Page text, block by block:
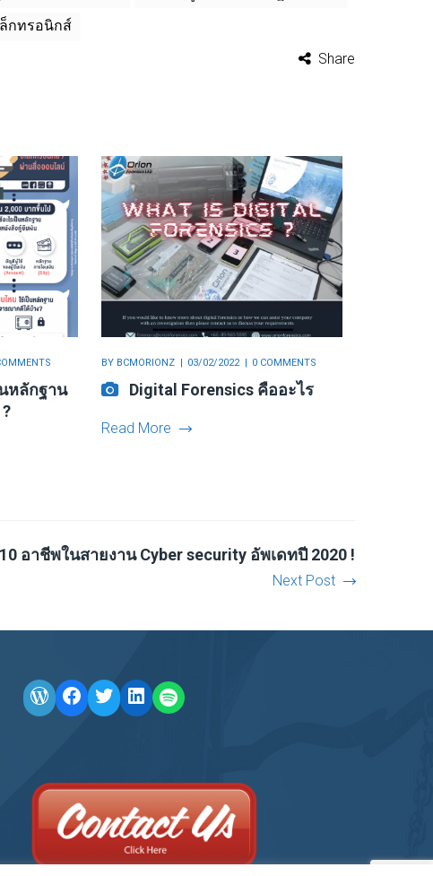
กทรอนิกส์
Share
หลักฐาน
BY BCMORIONZ 03/02/2022 0 COMMENTS
Digital Forensics คืออะไร
Read More
10 อาชีพในสายงาน Cyber security อัพเดทปี 2020 !
Next Post
WordPress
Facebook
TwitterLinkedIn
LINE OA scan me